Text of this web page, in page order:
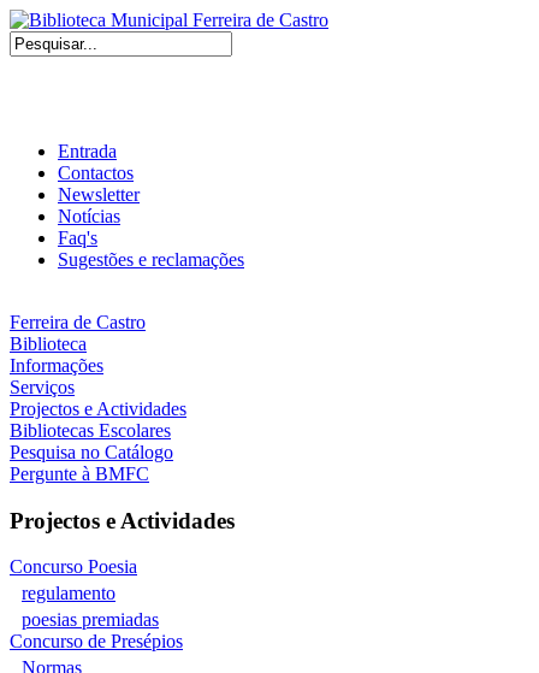
Entrada
Contactos
Newsletter
Notícias
Faq's
Sugestões e reclamações
Ferreira de Castro
Biblioteca
Informações
Serviços
Projectos e Actividades
Bibliotecas Escolares
Pesquisa no Catálogo
Pergunte à BMFC
Projectos e Actividades
Concurso Poesia
regulamento
poesias premiadas
Concurso de Presépios
Normas